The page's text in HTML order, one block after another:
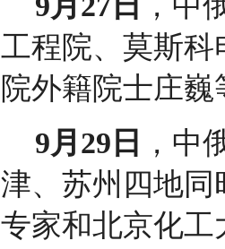
工程院、莫斯
院外籍院士庄
9月29日
，中
津、苏州四地
专家和北京化